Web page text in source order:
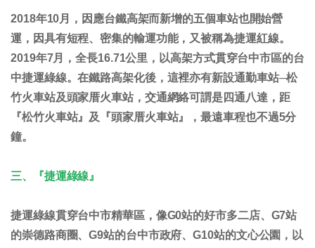
2018年10月，因應台鐵高架而新增的五個車站也開始營
運，因具有短程、密集的輸運功能，又被稱為捷運紅線。
2019年7月，全長16.71公里，以高架方式貫穿台中市區的台
中捷運綠線。在鐵路高架化後，這裡亦有新設通勤車站─松
竹火車站及頭家厝火車站，交通網絡可謂是四通八達，距
『松竹火車站』及『頭家厝火車站』，最遠車程也不過5分
鐘。
三、『捷運綠線』
捷運綠線貫穿台中市精華區，像G0站的好市多二店、G7站
的崇德路商圈、G9站的台中市政府、G10站的文心公園，以